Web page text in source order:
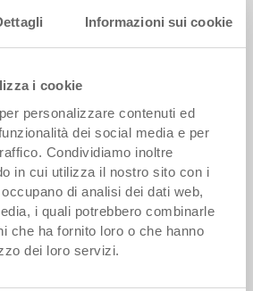
Informazioni sui cookie
i cookie
personalizzare contenuti ed
dei social media e per
Condividiamo inoltre
in cui utilizza il nostro sito con i
di analisi dei dati web,
i quali potrebbero combinarle
che ha fornito loro o che hanno
dei loro servizi.
immagine simile
essere ordinato online:Richiedi